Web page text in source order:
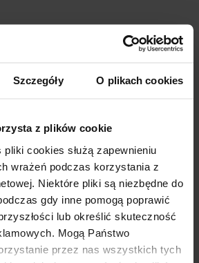
Szczegóły O plikach cookies
z plików cookie
cookies służą zapewnieniu
wrażeń podczas korzystania z
Niektóre pliki są niezbędne do
gdy inne pomogą poprawić
lub określić skuteczność
Mogą Państwo
przez nas wszystkich tych